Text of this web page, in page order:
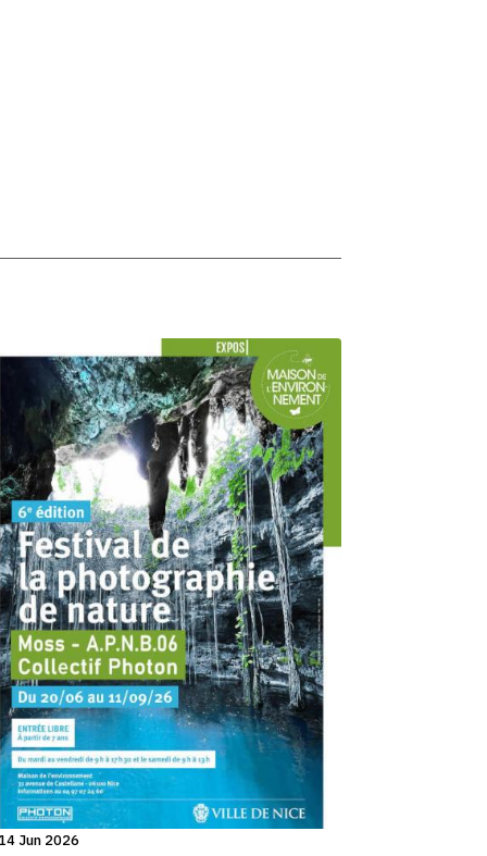
Jun 2026